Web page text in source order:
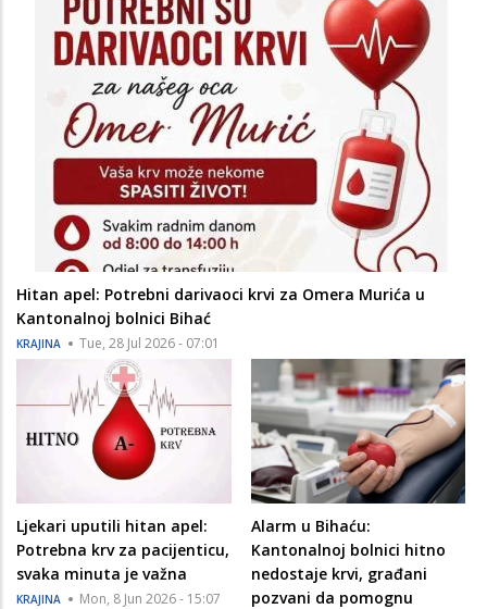
Hitan apel: Potrebni darivaoci krvi za Omera Murića u
Kantonalnoj bolnici Bihać
KRAJINA Tue, 28 Jul 2026 - 07:01
Ljekari uputili hitan apel:
Potrebna krv za pacijenticu,
svaka minuta je važna
KRAJINA Mon, 8 Jun 2026 - 15:07
Alarm u Bihaću:
Kantonalnoj bolnici hitno
nedostaje krvi, građani
pozvani da pomognu